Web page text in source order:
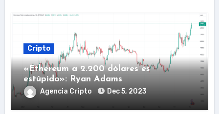
Cripto
«Ethereum a 2.200 dólares es
estúpido»: Ryan Adams
Agencia Cripto Dec 5, 2023